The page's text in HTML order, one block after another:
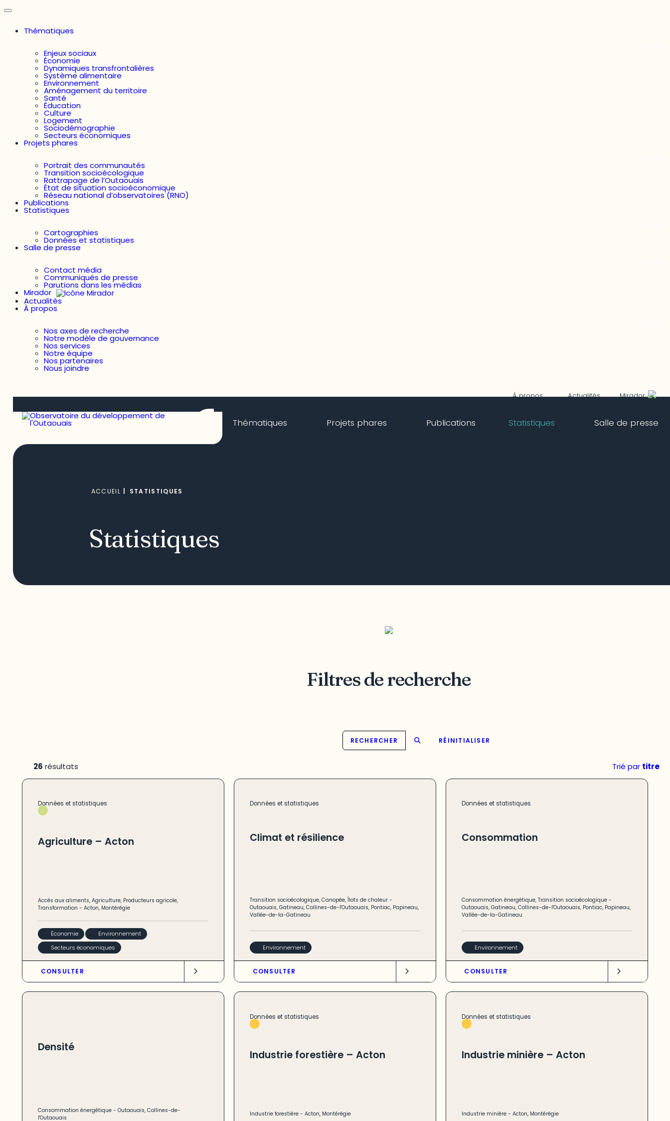
Thématiques
Enjeux sociaux
Économie
Dynamiques transfrontalières
Système alimentaire
Environnement
Aménagement du territoire
Santé
Éducation
Culture
Logement
Sociodémographie
Secteurs économiques
Projets phares
Portrait des communautés
Transition socioécologique
Rattrapage de l’Outaouais
État de situation socioéconomique
Réseau national d’observatoires (RNO)
Publications
Statistiques
Cartographies
Données et statistiques
Salle de presse
Contact média
Communiqués de presse
Parutions dans les médias
Mirador
Actualités
À propos
Nos axes de recherche
Notre modèle de gouvernance
Nos services
Notre équipe
Nos partenaires
Nous joindre
À propos Actualités Mirador
Thématiques Projets phares Publications Statistiques Salle de presse
ACCUEIL STATISTIQUES
Statistiques
Filtres de recherche
RECHERCHER RÉINITIALISER
26 résultats Trié par titre
Données et statistiques
Agriculture – Acton
Accès aux aliments, Agriculture, Producteurs agricole,
Transformation - Acton, Montérégie
Économie
Environnement
Secteurs économiques
CONSULTER
Données et statistiques
Climat et résilience
Transition socioécologique, Canopée, Îlots de chaleur-
Outaouais, Gatineau, Collines-de-l'Outaouais, Pontiac, Papineau,
Vallée-de-la-Gatineau
Environnement
CONSULTER
Données et statistiques
Consommation
Consommation énergétique, Transition socioécologique-
Outaouais, Gatineau, Collines-de-l'Outaouais, Pontiac, Papineau,
Vallée-de-la-Gatineau
Environnement
CONSULTER
Densité
Consommation énergétique- Outaouais, Collines-de-
l'Outaouais
Données et statistiques
Industrie forestière – Acton
Industrie forestière- Acton, Montérégie
Données et statistiques
Industrie minière – Acton
Industrie minière- Acton, Montérégie